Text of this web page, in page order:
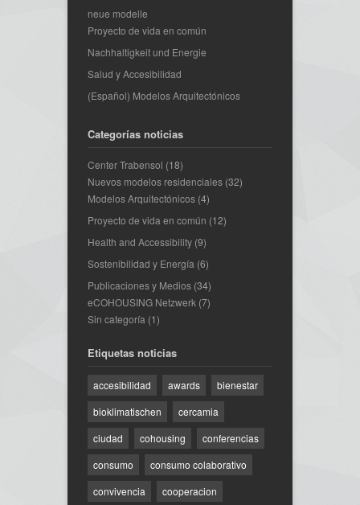
neue modelle
Proyecto de vida en común
Nachhaltigkeit und Energie
Salud y Accesibilidad
(Español) Modelos Arquitectónicos
Categorías noticias
Center Trabensol (18)
Nuevos modelos residenciales (32)
Modelos Arquitectónicos (4)
Proyecto de vida en común (12)
Health and Accessibility (9)
Sostenibilidad y Energía (6)
Publicaciones y Medios (34)
eCOHOUSING Netzwerk (7)
Sin categoría (1)
Etiquetas noticias
accesibilidad awards
bienestar
bioklimatischen
cercamia
ciudad
cohousing
conferencias
consumo
consumo colaborativo
convivencia
cooperacion